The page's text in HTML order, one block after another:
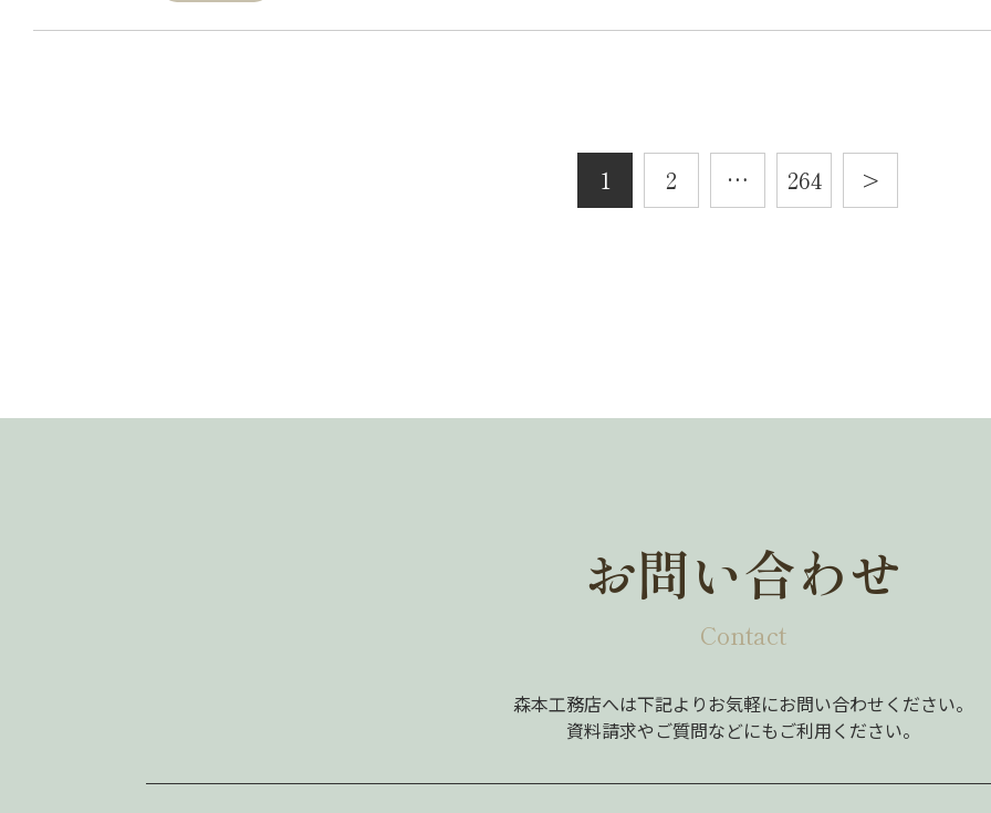
投
ペ
1 2 … 264 >
次
へ
お問い合わせ
Contact
森本工務店へは下記よりお気軽にお問い合わせください。
資料請求やご質問などにもご利用ください。